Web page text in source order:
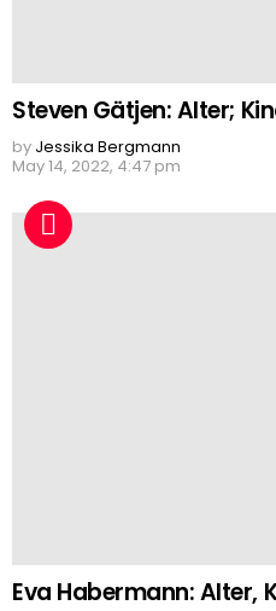
Steven Gätjen: Alter;
by Jessika Bergmann
May 14, 2022, 4:47 pm
Eva Habermann: Alter,